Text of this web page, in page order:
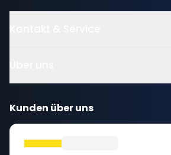
Kunden über uns